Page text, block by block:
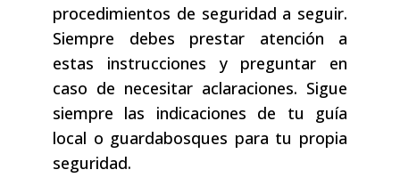
procedimientos de seguridad a seguir.
Siempre debes prestar atención a
estas instrucciones y preguntar en
caso de necesitar aclaraciones. Sigue
siempre las indicaciones de tu guía
local o guardabosques para tu propia
seguridad.